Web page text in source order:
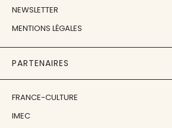
NEWSLETTER
MENTIONS LÉGALES
PARTENAIRES
FRANCE-CULTURE
IMEC